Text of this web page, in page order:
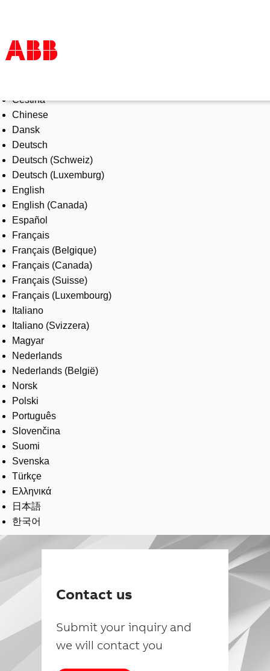
Products & Solutions
Industries
Services
About us
Where to buy
Contact us
Careers
Čeština
Chinese
Dansk
Deutsch
Deutsch (Schweiz)
Deutsch (Luxemburg)
English
English (Canada)
Español
Français
Français (Belgique)
Français (Canada)
Français (Suisse)
Français (Luxembourg)
Italiano
Italiano (Svizzera)
Magyar
Nederlands
Nederlands (België)
Norsk
Polski
Português
Slovenčina
Suomi
Svenska
Türkçe
Ελληνικά
日本語
한국어
Contact us
Submit your inquiry and
we will contact you